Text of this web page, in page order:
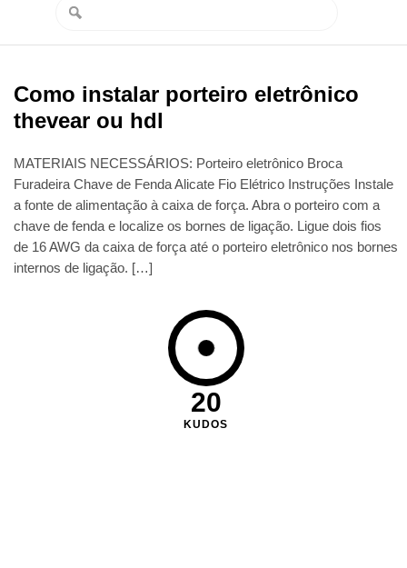
Como instalar porteiro eletrônico
thevear ou hdl
MATERIAIS NECESSÁRIOS: Porteiro eletrônico Broca
Furadeira Chave de Fenda Alicate Fio Elétrico Instruções Instale
a fonte de alimentação à caixa de força. Abra o porteiro com a
chave de fenda e localize os bornes de ligação. Ligue dois fios
de 16 AWG da caixa de força até o porteiro eletrônico nos bornes
internos de ligação. […]
20
KUDOS